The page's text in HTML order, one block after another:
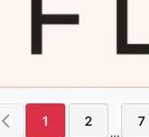
1 2
...
7